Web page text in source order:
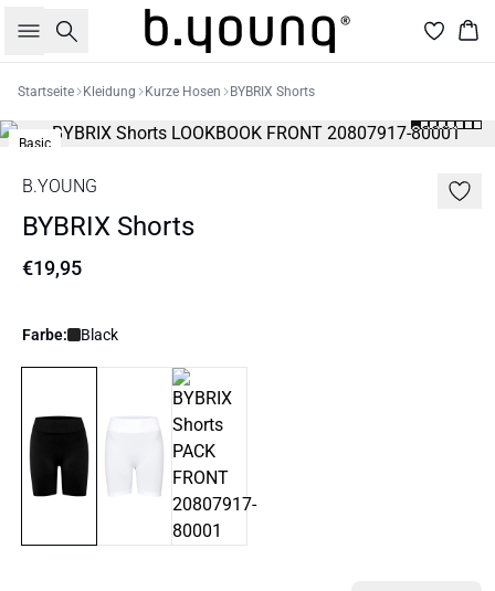
Suche
Startseite Kleidung Kurze Hosen BYBRIX Shorts
Basic
B.YOUNG
BYBRIX Shorts
€19,95
Farbe: Black